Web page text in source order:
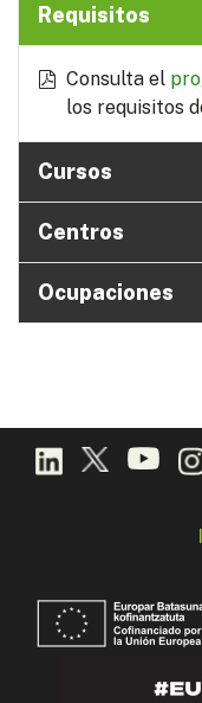
Requisitos
Consulta el
los requisitos
Cursos
Centros
Ocupaciones